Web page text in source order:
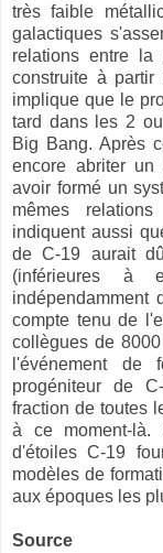
très faible
galactiques
relations entre la
construite à partir
implique que le
tard dans les 2
Big Bang. Après
encore abriter un
avoir formé un
mêmes
indiquent aussi
de C-19 aurait
(inférieures à
indépendamment
compte tenu de
collègues de
l'événement de
progéniteur de
fraction de toutes
à ce moment-là.
d'étoiles C-19
modèles de
aux époques les
Source